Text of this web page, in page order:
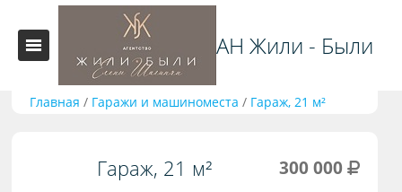
АН Жили - Были
Главная / Гаражи и машиноместа / Гараж, 21 м²
Гараж, 21 м² 300 000